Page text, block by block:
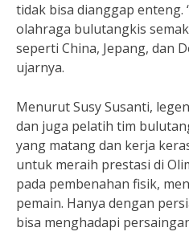
tidak bisa dianggap enteng.
olahraga bulutangkis
seperti China, Jepang, dan
ujarnya.
Menurut Susy Susanti,
dan juga pelatih tim
yang matang dan kerja
untuk meraih prestasi di
pada pembenahan fisik,
pemain. Hanya dengan
bisa menghadapi